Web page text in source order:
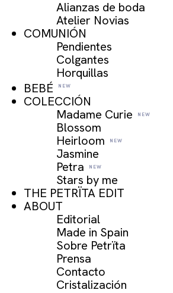
Alianzas de boda
Atelier Novias
COMUNIÓN
Pendientes
Colgantes
Horquillas
BEBÉ
COLECCIÓN
Madame Curie
Blossom
Heirloom
Jasmine
Petra
Stars by me
THE PETRÏTA EDIT
ABOUT
Editorial
Made in Spain
Sobre Petrïta
Prensa
Contacto
Cristalización